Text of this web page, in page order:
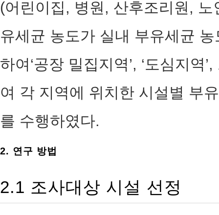
(어린이집, 병원, 산후조리원,
유세균 농도가 실내 부유세균
하여‘공장 밀집지역’, ‘도심지역
여 각 지역에 위치한 시설별 부
를 수행하였다.
2. 연구 방법
2.1 조사대상 시설 선정